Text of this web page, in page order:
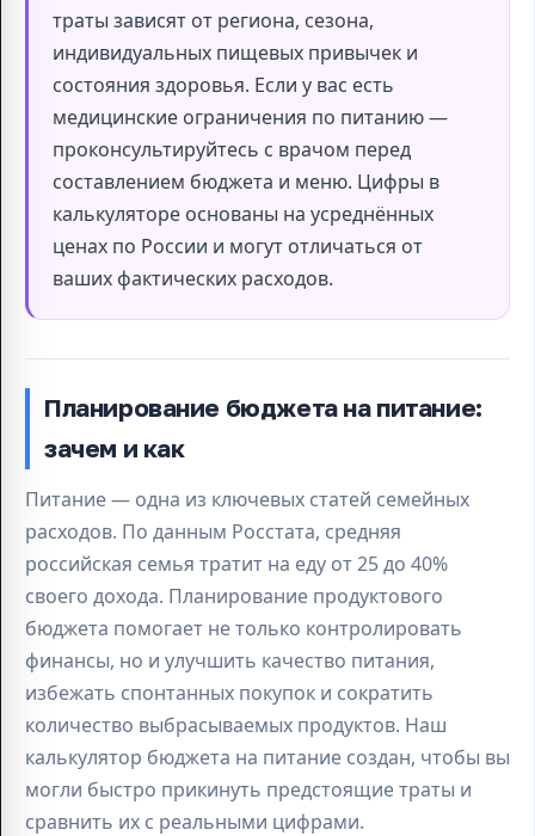
траты зависят от региона, сезона,
индивидуальных пищевых привычек и
состояния здоровья. Если у вас есть
медицинские ограничения по питанию —
проконсультируйтесь с врачом перед
составлением бюджета и меню. Цифры в
калькуляторе основаны на усреднённых
ценах по России и могут отличаться от
ваших фактических расходов.
Планирование бюджета на питание:
зачем и как
Питание — одна из ключевых статей семейных
расходов. По данным Росстата, средняя
российская семья тратит на еду от 25 до 40%
своего дохода. Планирование продуктового
бюджета помогает не только контролировать
финансы, но и улучшить качество питания,
избежать спонтанных покупок и сократить
количество выбрасываемых продуктов. Наш
калькулятор бюджета на питание создан, чтобы вы
могли быстро прикинуть предстоящие траты и
сравнить их с реальными цифрами.